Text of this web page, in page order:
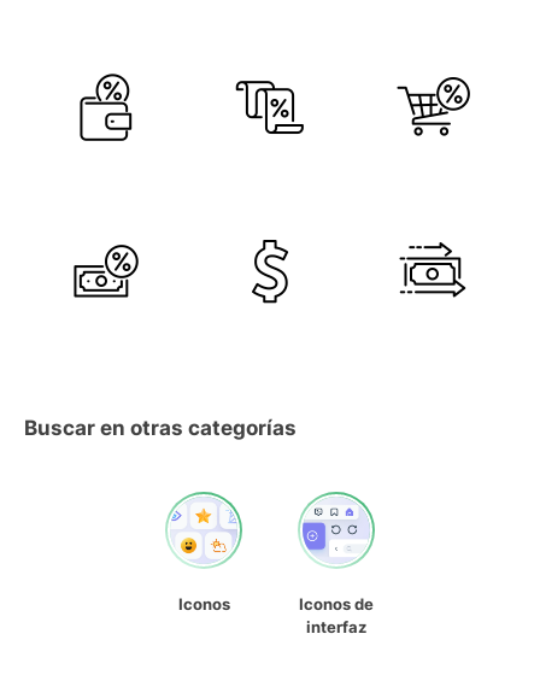
Buscar en otras categorías
Iconos
Iconos de
interfaz